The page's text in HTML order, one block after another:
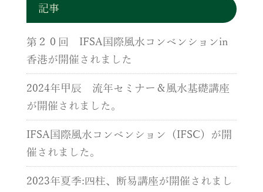
記事
第２０回 IFSA国際風水コンベンションin
香港が開催されました
2024年甲辰 流年セミナー＆風水基礎講座
が開催されました。
IFSA国際風水コンベンション（IFSC）が開
催されました。
2023年夏季:四柱、断易講座が開催されまし